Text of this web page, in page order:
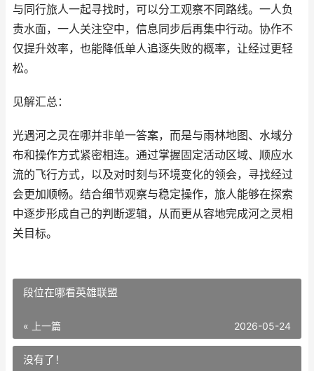
与同行旅人一起寻找时，可以分工观察不同路线。一人负
责水面，一人关注空中，信息同步后再集中行动。协作不
仅提升效率，也能降低单人追逐失败的概率，让经过更轻
松。
见解汇总：
光遇河之灵在哪并非单一答案，而是与雨林地图、水域分
布和操作方式紧密相连。通过掌握固定活动区域、顺应水
流的飞行方式，以及对时刻与环境变化的领会，寻找经过
会更加顺畅。结合细节观察与稳定操作，旅人能够在探索
中逐步形成自己的判断逻辑，从而更从容地完成河之灵相
关目标。
段位在哪看英雄联盟
« 上一篇 2026-05-24
没有了！